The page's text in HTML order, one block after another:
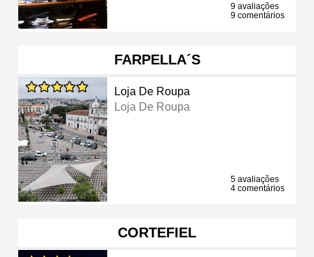
9 avaliações
9 comentários
FARPELLA´S
Loja De Roupa
Loja De Roupa
5 avaliações
4 comentários
CORTEFIEL